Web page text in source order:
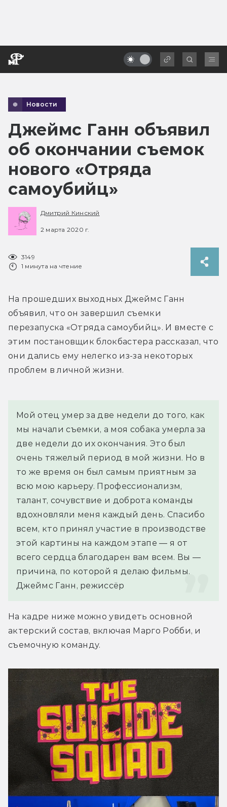
Новости
Джеймс Ганн объявил
об окончании съемок
нового «Отряда
самоубийц»
Дмитрий Кинский
2 марта 2020 г.
3149
1 минута на чтение
На прошедших выходных Джеймс Ганн
объявил, что он завершил съемки
перезапуска «Отряда самоубийц». И вместе с
этим постановщик блокбастера рассказал, что
они дались ему нелегко из-за некоторых
проблем в личной жизни.
Мой отец умер за две недели до того, как
мы начали съемки, а моя собака умерла за
две недели до их окончания. Это был
очень тяжелый период в мой жизни. Но в
то же время он был самым приятным за
всю мою карьеру. Профессионализм,
талант, сочувствие и доброта команды
вдохновляли меня каждый день. Спасибо
всем, кто принял участие в производстве
этой картины на каждом этапе — я от
всего сердца благодарен вам всем. Вы —
причина, по которой я делаю фильмы.
Джеймс Ганн, режиссёр
На кадре ниже можно увидеть основной
актерский состав, включая Марго Робби, и
съемочную команду.